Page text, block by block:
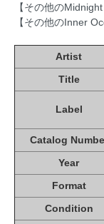
【その他の
【その他のInner
Artist
Title
Label
Catalog
Year
Format
Condition